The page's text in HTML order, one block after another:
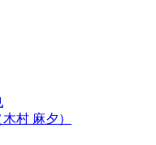
村 麻夕）